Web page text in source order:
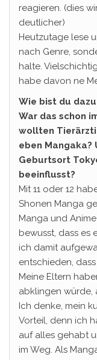
reagieren. (dies
deutlicher)
Heutzutage lese
nach Genre,
halte.
habe davon ne
Wie bist du
War das schon
wollten
eben Mangaka?
Geburtsort
beeinflusst?
Mit 11 oder 12
Shonen Manga
Manga und
bewusst, dass es
ich damit
entschieden,
Meine Eltern
abklingen würde,
Ich denke, mein
Vorteil, denn ich
auf alles gehabt
im Weg. Als